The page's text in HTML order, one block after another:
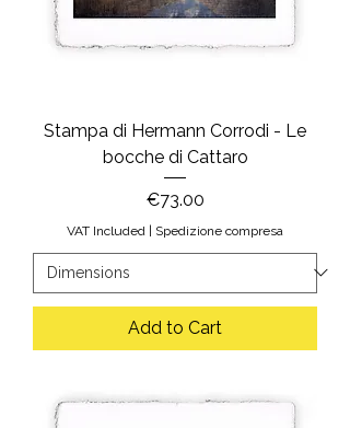
Stampa di Hermann Corrodi - Le
bocche di Cattaro
Price
€73.00
VAT Included | Spedizione compresa
Add to Cart